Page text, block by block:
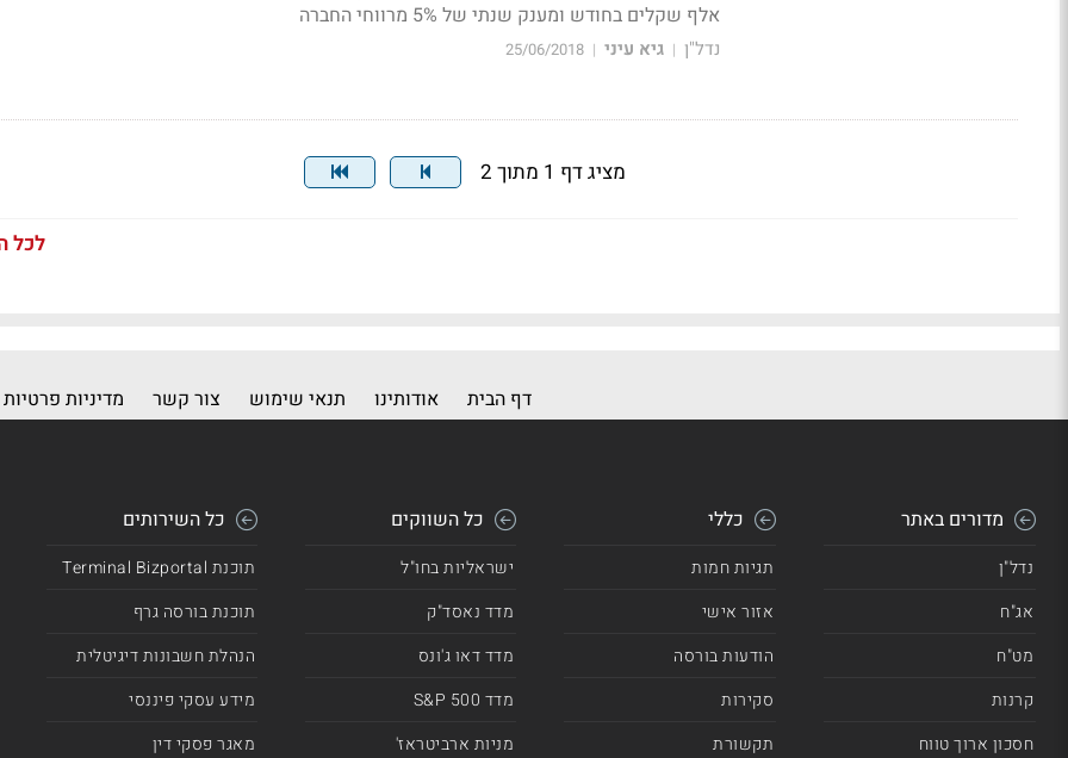
אלף שקלים בחודש ומענק שנתי של 5% מרווחי החברה
נדל"ן | גיא עיני |
25/06/2018
מציג דף 1 מתוך 2
לכל
דף הבית אודותינו תנאי שימוש צור קשר מדיניות פרטיות
מדורים באתר
נדל"ן
אג"ח
מט"ח
קרנות
חסכון ארוך טווח
כללי
תגיות חמות
אזור אישי
הודעות בורסה
סקירות
תקשורת
כל השווקים
ישראליות בחו"ל
מדד נאסד"ק
מדד דאו ג'ונס
מדד 500 S&P
מניות ארביטראז'
כל השירותים
תוכנת Terminal Bizportal
תוכנת בורסה גרף
הנהלת חשבונות דיגיטלית
מידע עסקי פיננסי
מאגר פסקי דין